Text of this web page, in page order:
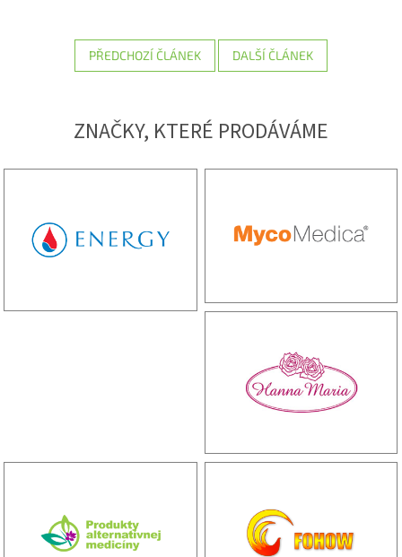
PŘEDCHOZÍ ČLÁNEK DALŠÍ ČLÁNEK
ZNAČKY, KTERÉ PRODÁVÁME